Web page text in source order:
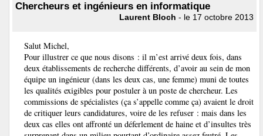
Chercheurs et ingénieurs en informatique
Laurent Bloch - le 17 octobre 2013
Salut Michel,
Pour illustrer ce que nous disons : il m’est arrivé deux fois, dans
deux établissements de recherche différents, d’avoir au sein de mon
équipe un ingénieur (dans les deux cas, une femme) muni de toutes
les qualités exigibles pour postuler à un poste de chercheur. Les
commissions de spécialistes (ça s’appelle comme ça) avaient le droit
de critiquer leurs candidatures, voire de les refuser : mais dans les
deux cas elles ont affronté un déferlement de haine et d’insultes très